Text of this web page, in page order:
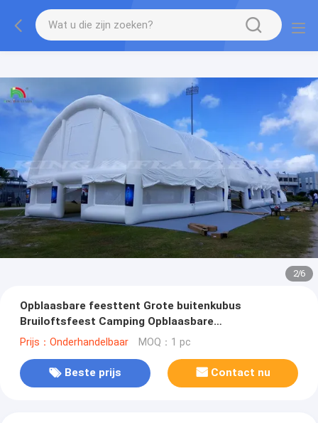
2/6
Opblaasbare feesttent Grote buitenkubus
Bruiloftsfeest Camping Opblaasbare
evenemententent voor buitenevenementen
Prijs：Onderhandelbaar MOQ：1 pc
Beste prijs Contact nu